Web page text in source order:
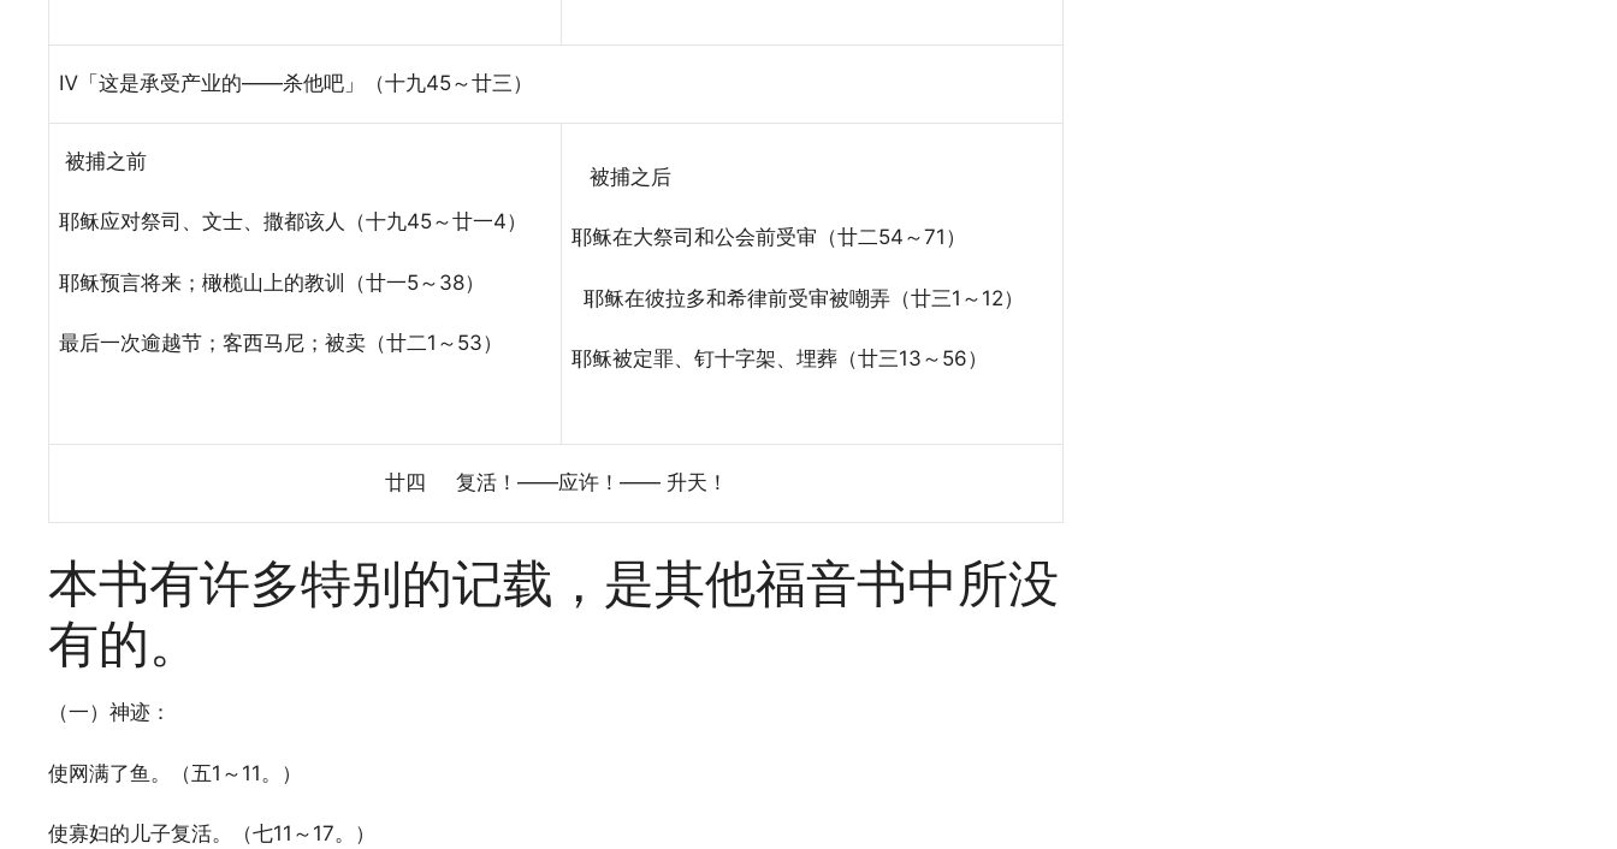
Ⅳ「这是承受产业的——杀他吧」（十九45～廿三）
被捕之前
耶稣应对祭司、文士、撒都该人（十九45～廿一4）
耶稣预言将来；橄榄山上的教训（廿一5～38）
最后一次逾越节；客西马尼；被卖（廿二1～53）
被捕之后
耶稣在大祭司和公会前受审（廿二54～71）
耶稣在彼拉多和希律前受审被嘲弄（廿三1～12）
耶稣被定罪、钉十字架、埋葬（廿三13～56）
廿四 复活！——应许！—— 升天！
本书有许多特别的记载，是其他福音书中所没
有的。
（一）神迹：
使网满了鱼。（五1～11。）
使寡妇的儿子复活。（七11～17。）